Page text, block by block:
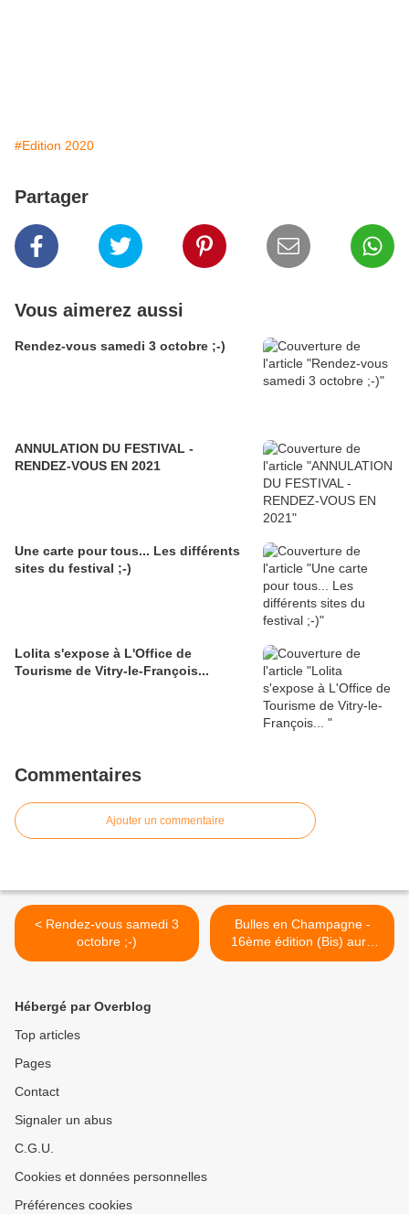
#Edition 2020
Partager
Vous aimerez aussi
Rendez-vous samedi 3 octobre ;-)
ANNULATION DU FESTIVAL -
RENDEZ-VOUS EN 2021
Une carte pour tous... Les différents
sites du festival ;-)
Lolita s'expose à L'Office de
Tourisme de Vitry-le-François...
Commentaires
Ajouter un commentaire
< Rendez-vous samedi 3
octobre ;-)
Bulles en Champagne -
16ème édition (Bis) aura
lieu les 2 et 3 octobre 2021
Hébergé par Overblog
Top articles
Pages
Contact
Signaler un abus
C.G.U.
Cookies et données personnelles
Préférences cookies